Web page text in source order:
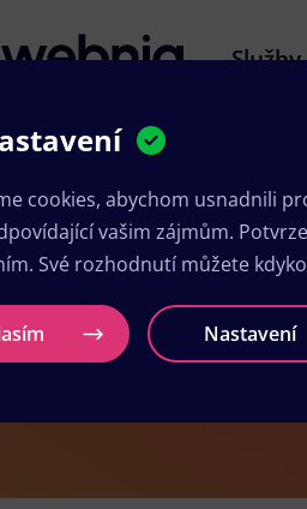
Služby
v Rtyni v Podkrkonoší
v
cookies, abychom usnadnili
vašim zájmům.
Své rozhodnutí můžete
Nastavení